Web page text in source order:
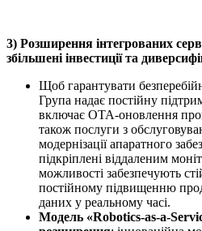
3) Розширення інтегрованих
збільшені інвестиції та
Щоб гарантувати
Група надає постійну
включає OTA-оновлення
також послуги з
модернізації апаратного
підкріплені віддаленим
можливості забезпечують
постійному підвищенню
даних у реальному часі.
Модель «Robotics-as-a-